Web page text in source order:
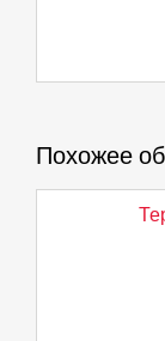
Похожее